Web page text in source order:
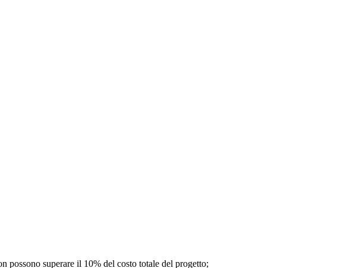
possono superare il 10% del costo totale del progetto;